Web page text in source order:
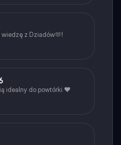
z Dziadów🫶!
idealny do powtórki ❤️